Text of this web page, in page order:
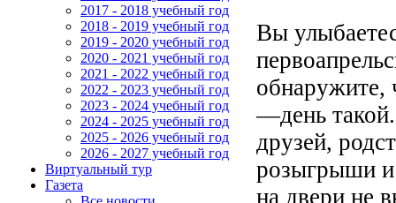
2017 - 2018 учебный год
2018 - 2019 учебный год
2019 - 2020 учебный год
2020 - 2021 учебный год
2021 - 2022 учебный год
2022 - 2023 учебный год
2023 - 2024 учебный год
2024 - 2025 учебный год
2025 - 2026 учебный год
2026 - 2027 учебный год
Виртуальный тур
Газета
Вы
обнаружите,
—день
друзей,
розыгрыши
на двери не